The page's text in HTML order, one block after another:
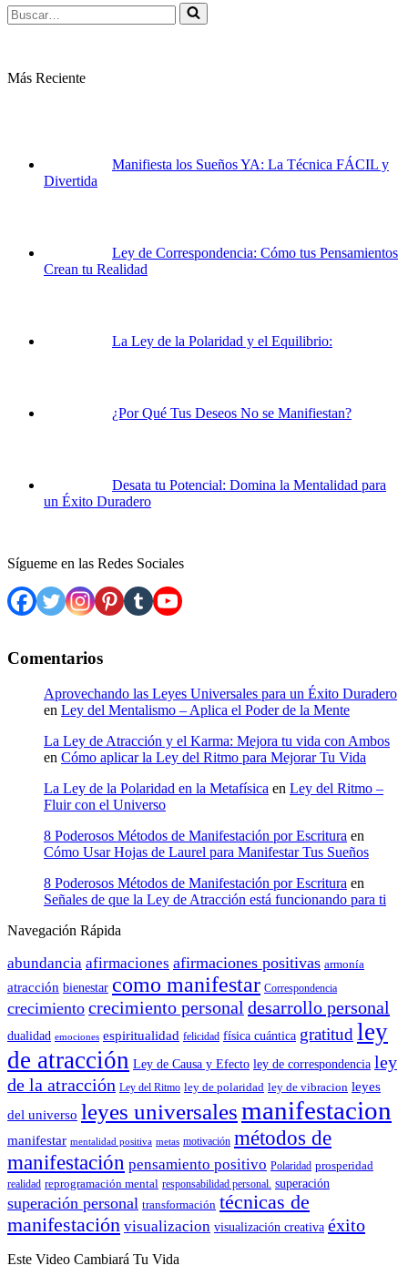
Buscar…
Más Reciente
Manifiesta los Sueños YA: La Técnica FÁCIL y
Divertida
Ley de Correspondencia: Cómo tus Pensamientos
Crean tu Realidad
La Ley de la Polaridad y el Equilibrio:
¿Por Qué Tus Deseos No se Manifiestan?
Desata tu Potencial: Domina la Mentalidad para
un Éxito Duradero
Sígueme en las Redes Sociales
Comentarios
Aprovechando las Leyes Universales para un Éxito Duradero
en Ley del Mentalismo – Aplica el Poder de la Mente
La Ley de Atracción y el Karma: Mejora tu vida con Ambos
en Cómo aplicar la Ley del Ritmo para Mejorar Tu Vida
La Ley de la Polaridad en la Metafísica en Ley del Ritmo –
Fluir con el Universo
8 Poderosos Métodos de Manifestación por Escritura en
Cómo Usar Hojas de Laurel para Manifestar Tus Sueños
8 Poderosos Métodos de Manifestación por Escritura en
Señales de que la Ley de Atracción está funcionando para ti
Navegación Rápida
abundancia afirmaciones afirmaciones positivas armonía
atracción bienestar como manifestar Correspondencia
crecimiento crecimiento personal desarrollo personal
dualidad emociones espiritualidad felicidad física cuántica gratitud ley
de atracción Ley de Causa y Efecto ley de correspondencia ley
de la atracción Ley del Ritmo ley de polaridad ley de vibracion leyes
del universo leyes universalesmanifestacion
manifestar mentalidad positiva metas motivación métodos de
manifestación pensamiento positivo Polaridad prosperidad
realidad reprogramación mental responsabilidad personal. superación
superación personal transformación técnicas de
manifestación visualizacion visualización creativa éxito
Este Video Cambiará Tu Vida